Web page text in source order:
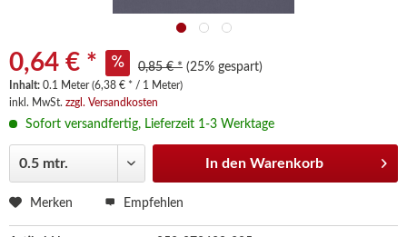
0,64 € * 0,85 € * (25% gespart)
Inhalt: 0.1 Meter (6,38 € * / 1 Meter)
inkl. MwSt. zzgl. Versandkosten
Sofort versandfertig, Lieferzeit 1-3 Werktage
In den Warenkorb
Merken Empfehlen